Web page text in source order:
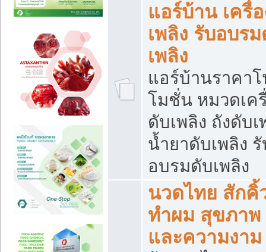
แอร์บ้าน เครื่
เพลิง รับอบร
เพลิง
แอร์บ้านราคาโ
โมชั่น หมวดเค
ดับเพลิง ถังดับเ
น้ำยาดับเพลิง
อบรมดับเพลิง
นวดไทย สักคิ้
ทำผม สุขภาพ
และความงาม